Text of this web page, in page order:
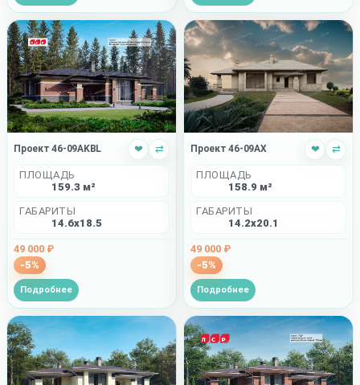
Проект 46-09AKBL ❤ ⇄
ПЛОЩАДЬ
159.3 м²
ГАБАРИТЫ
14.6x18.5
49 000 ₽
-5%
Подробнее
Проект 46-09AX ❤ ⇄
ПЛОЩАДЬ
158.9 м²
ГАБАРИТЫ
14.2x20.1
49 000 ₽
-5%
Подробнее